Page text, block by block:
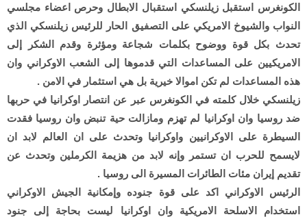
الكونغرس استقبل زيلنسكي استقبال الابطال وحرص اعضاء مجلسي
النواب والشيوخ الامريكي على التصفيق الحار للرئيس زيلنسكي الذي
تحدث بكل قوة ووضوح بكلمات شجاعة ومؤثرة وقدم الشكر إلى
الامريكيين على المساعدات التي قدموها إلى الشعب الاوكراني وان
هذه المساعدات لم تكن اموالا خيرية بل هي استثمار في الامن .
زيلنسكي خلال كلمته في الكونغرس عبر عن انتصار اوكرانيا في حربها
ضد روسيا وان اوكرانيا لم تهزم ومازالت حية تنبض وان روسيا فقدت
السيطرة على الاوكرانيين واوكرانيا وتحدث على ان العالم لابد ان
لايسمح للحرب ان تستمر وإنه لابد من هزيمة الكرملين وتحدث عن
تقديم إيران مئات الطائرات المسيرة الى روسيا .
الرئيس الاوكراني اكد على قوة جنوده وإمكانية الجيش الاوكراني
استخدام الاسلحة الامريكية وان اوكرانيا ليست بحاجة إلى جنود